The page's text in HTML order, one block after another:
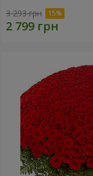
3 293 грн